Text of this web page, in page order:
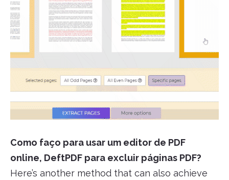
Como faço para usar um editor de PDF
online, DeftPDF para excluir páginas PDF?
Here’s another method that can also achieve